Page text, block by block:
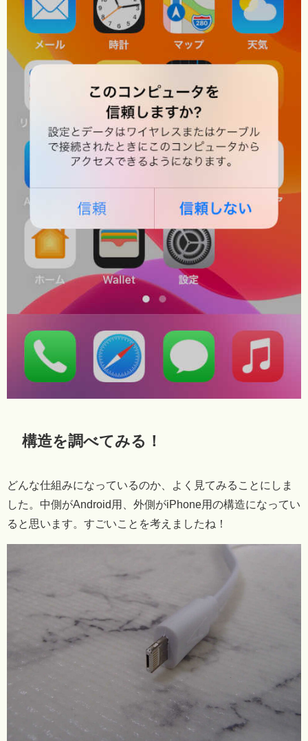
構造を調べてみる！
どんな仕組みになっているのか、よく見てみることにしま
した。中側がAndroid用、外側がiPhone用の構造になってい
ると思います。すごいことを考えましたね！